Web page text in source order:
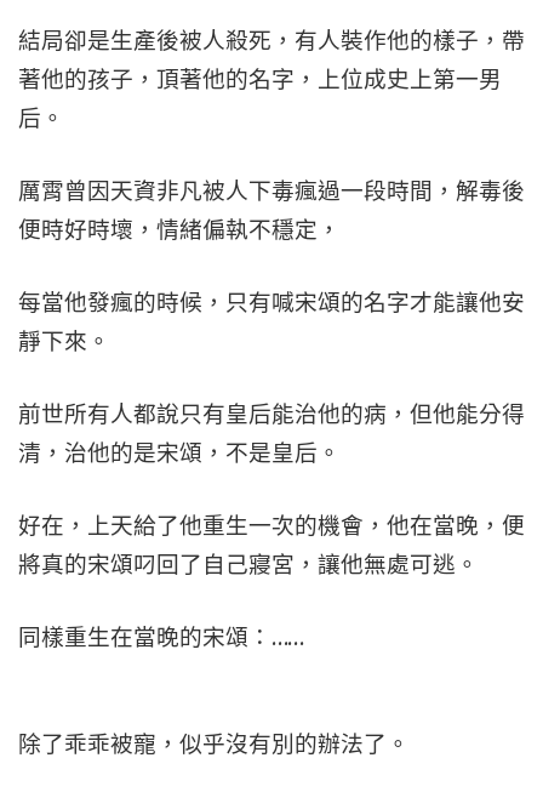
結局卻是生產後被人殺死，有人裝作他的樣子，帶
著他的孩子，頂著他的名字，上位成史上第一男
后。
厲霄曾因天資非凡被人下毒瘋過一段時間，解毒後
便時好時壞，情緒偏執不穩定，
每當他發瘋的時候，只有喊宋頌的名字才能讓他安
靜下來。
前世所有人都說只有皇后能治他的病，但他能分得
清，治他的是宋頌，不是皇后。
好在，上天給了他重生一次的機會，他在當晚，便
將真的宋頌叼回了自己寢宮，讓他無處可逃。
同樣重生在當晚的宋頌：……
除了乖乖被寵，似乎沒有別的辦法了。